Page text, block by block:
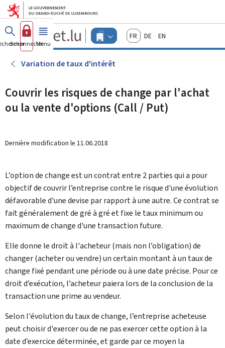
Aller au menu principal
Aller au contenu
Guichet.lu
Changer
d'espace
-
Menu
actif
FrançaisDeutschEnglish
Se connecterMenu principal
Variation de taux d'intérêt
Couvrir les risques de change par l'achat
ou la vente d'options (Call / Put)
Dernière modification le 11.06.2018
L’option de change est un contrat entre 2 parties qui a pour
objectif de couvrir l’entreprise contre le risque d'une évolution
défavorable d'une devise par rapport à une autre. Ce contrat se
fait généralement de gré à gré et fixe le taux minimum ou
maximum de change d'une transaction future.
Elle donne le droit à l'acheteur (mais non l’obligation) de
changer (acheter ou vendre) un certain montant à un taux de
change fixé pendant une période ou à une date précise. Pour ce
droit d’exécution, l’acheteur paiera lors de la conclusion de la
transaction une prime au vendeur.
Selon l'évolution du taux de change, l’entreprise acheteuse
peut choisir d'exercer ou de ne pas exercer cette option à la
date d’exercice déterminée, et garde par ce moyen la